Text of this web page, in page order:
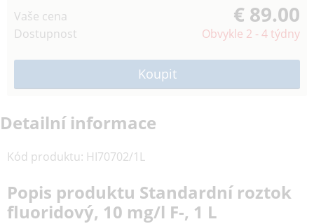
Vaše cena € 89.00
Dostupnost Obvykle 2 - 4 týdny
Detailní informace
Kód produktu: HI70702/1L
Popis produktu Standardní roztok
fluoridový, 10 mg/l F-, 1 L